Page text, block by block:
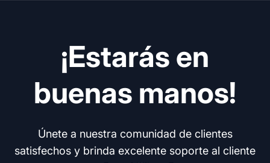
¡Estarás en
buenas manos!
Únete a nuestra comunidad de clientes
satisfechos y brinda excelente soporte al cliente